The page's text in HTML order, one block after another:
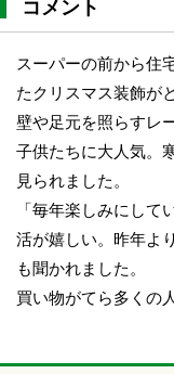
コメント
スーパーの前から住
たクリスマス装飾が
壁や足元を照らすレ
子供たちに大人気。
見られました。
「毎年楽しみにし
活が嬉しい。昨年よ
も聞かれました。
買い物がてら多くの